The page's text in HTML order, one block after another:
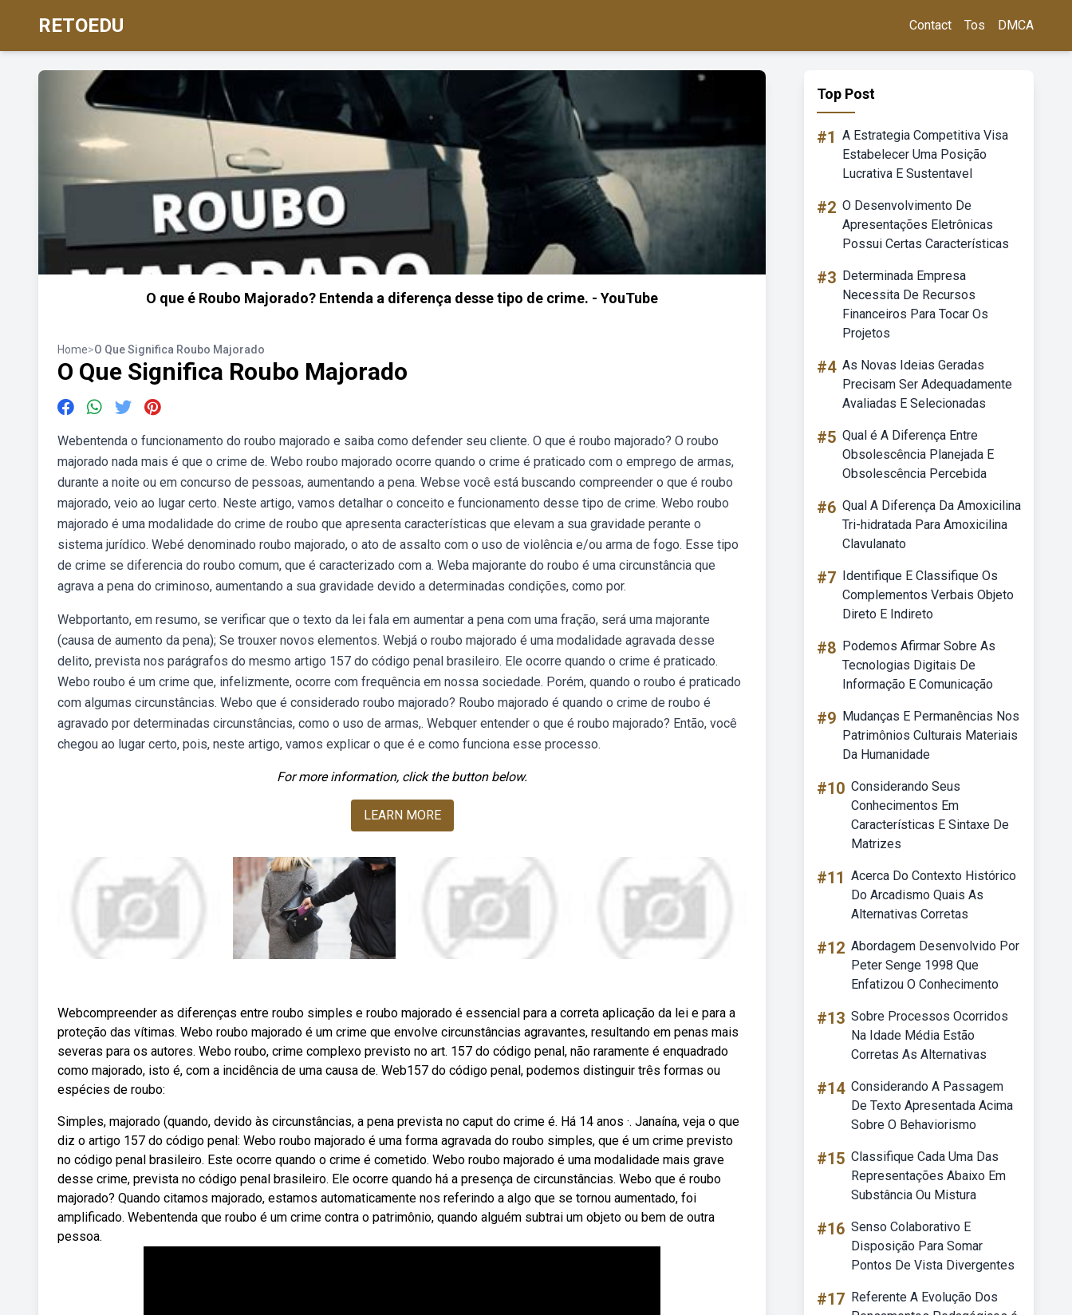
RETOEDU Contact Tos DMCA
O que é Roubo Majorado? Entenda a diferença desse tipo de crime. - YouTube
Home>O Que Significa Roubo Majorado
O Que Significa Roubo Majorado
Webentenda o funcionamento do roubo majorado e saiba como defender seu cliente. O que é roubo majorado? O roubo
majorado nada mais é que o crime de. Webo roubo majorado ocorre quando o crime é praticado com o emprego de armas,
durante a noite ou em concurso de pessoas, aumentando a pena. Webse você está buscando compreender o que é roubo
majorado, veio ao lugar certo. Neste artigo, vamos detalhar o conceito e funcionamento desse tipo de crime. Webo roubo
majorado é uma modalidade do crime de roubo que apresenta características que elevam a sua gravidade perante o
sistema jurídico. Webé denominado roubo majorado, o ato de assalto com o uso de violência e/ou arma de fogo. Esse tipo
de crime se diferencia do roubo comum, que é caracterizado com a. Weba majorante do roubo é uma circunstância que
agrava a pena do criminoso, aumentando a sua gravidade devido a determinadas condições, como por.
Webportanto, em resumo, se verificar que o texto da lei fala em aumentar a pena com uma fração, será uma majorante
(causa de aumento da pena); Se trouxer novos elementos. Webjá o roubo majorado é uma modalidade agravada desse
delito, prevista nos parágrafos do mesmo artigo 157 do código penal brasileiro. Ele ocorre quando o crime é praticado.
Webo roubo é um crime que, infelizmente, ocorre com frequência em nossa sociedade. Porém, quando o roubo é praticado
com algumas circunstâncias. Webo que é considerado roubo majorado? Roubo majorado é quando o crime de roubo é
agravado por determinadas circunstâncias, como o uso de armas,. Webquer entender o que é roubo majorado? Então, você
chegou ao lugar certo, pois, neste artigo, vamos explicar o que é e como funciona esse processo.
For more information, click the button below.
LEARN MORE
Webcompreender as diferenças entre roubo simples e roubo majorado é essencial para a correta aplicação da lei e para a
proteção das vítimas. Webo roubo majorado é um crime que envolve circunstâncias agravantes, resultando em penas mais
severas para os autores. Webo roubo, crime complexo previsto no art. 157 do código penal, não raramente é enquadrado
como majorado, isto é, com a incidência de uma causa de. Web157 do código penal, podemos distinguir três formas ou
espécies de roubo:
Simples, majorado (quando, devido às circunstâncias, a pena prevista no caput do crime é. Há 14 anos ·. Janaína, veja o que
diz o artigo 157 do código penal: Webo roubo majorado é uma forma agravada do roubo simples, que é um crime previsto
no código penal brasileiro. Este ocorre quando o crime é cometido. Webo roubo majorado é uma modalidade mais grave
desse crime, prevista no código penal brasileiro. Ele ocorre quando há a presença de circunstâncias. Webo que é roubo
majorado? Quando citamos majorado, estamos automaticamente nos referindo a algo que se tornou aumentado, foi
amplificado. Webentenda que roubo é um crime contra o patrimônio, quando alguém subtrai um objeto ou bem de outra
pessoa.
Top Post
#1 A Estrategia Competitiva Visa
Estabelecer Uma Posição
Lucrativa E Sustentavel
#2 O Desenvolvimento De
Apresentações Eletrônicas
Possui Certas Características
#3 Determinada Empresa
Necessita De Recursos
Financeiros Para Tocar Os
Projetos
#4 As Novas Ideias Geradas
Precisam Ser Adequadamente
Avaliadas E Selecionadas
#5 Qual é A Diferença Entre
Obsolescência Planejada E
Obsolescência Percebida
#6 Qual A Diferença Da Amoxicilina
Tri-hidratada Para Amoxicilina
Clavulanato
#7 Identifique E Classifique Os
Complementos Verbais Objeto
Direto E Indireto
#8 Podemos Afirmar Sobre As
Tecnologias Digitais De
Informação E Comunicação
#9 Mudanças E Permanências Nos
Patrimônios Culturais Materiais
Da Humanidade
#10 Considerando Seus
Conhecimentos Em
Características E Sintaxe De
Matrizes
#11 Acerca Do Contexto Histórico
Do Arcadismo Quais As
Alternativas Corretas
#12 Abordagem Desenvolvido Por
Peter Senge 1998 Que
Enfatizou O Conhecimento
#13 Sobre Processos Ocorridos
Na Idade Média Estão
Corretas As Alternativas
#14 Considerando A Passagem
De Texto Apresentada Acima
Sobre O Behaviorismo
#15 Classifique Cada Uma Das
Representações Abaixo Em
Substância Ou Mistura
#16 Senso Colaborativo E
Disposição Para Somar
Pontos De Vista Divergentes
#17 Referente A Evolução Dos